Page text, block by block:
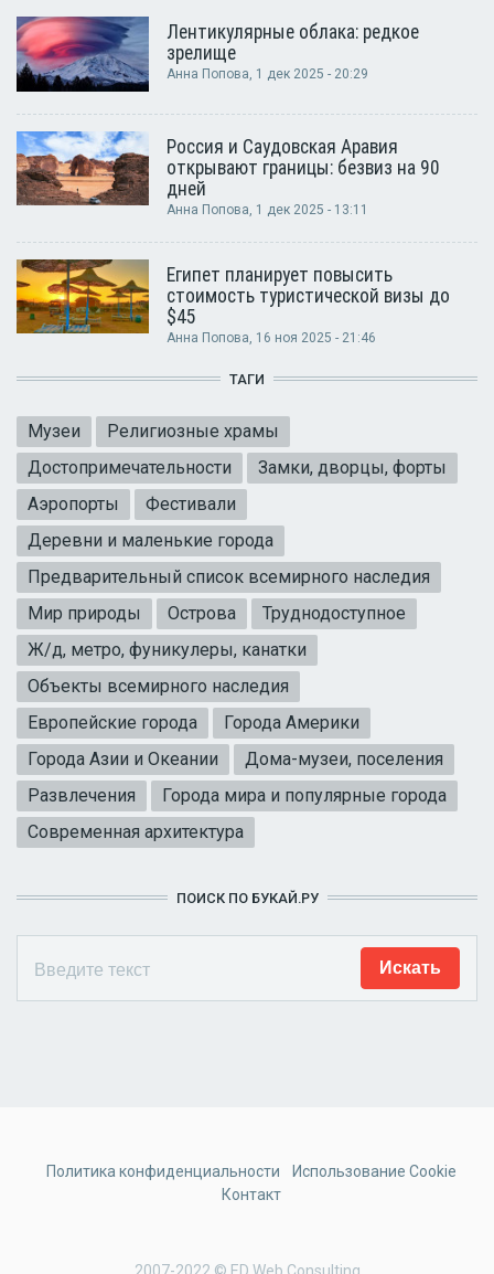
Лентикулярные облака: редкое
зрелище
Анна Попова, 1 дек 2025 - 20:29
Россия и Саудовская Аравия
открывают границы: безвиз на 90
дней
Анна Попова, 1 дек 2025 - 13:11
Египет планирует повысить
стоимость туристической визы до
$45
Анна Попова, 16 ноя 2025 - 21:46
ТАГИ
Музеи
Религиозные храмы
Достопримечательности
Замки, дворцы, форты
Аэропорты
Фестивали
Деревни и маленькие города
Предварительный список всемирного наследия
Мир природы
Острова
Труднодоступное
Ж/д, метро, фуникулеры, канатки
Объекты всемирного наследия
Европейские города
Города Америки
Города Азии и Океании
Дома-музеи, поселения
Развлечения
Города мира и популярные города
Современная архитектура
ПОИСК ПО БУКАЙ.РУ
Политика конфиденциальности
Использование Cookie
Контакт